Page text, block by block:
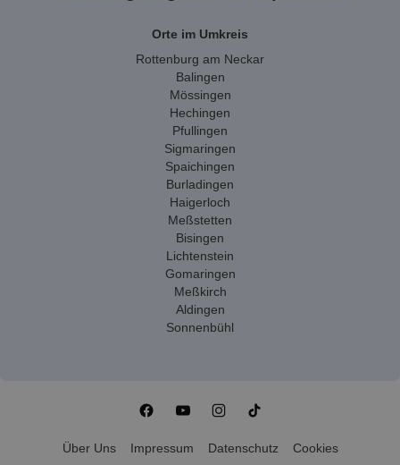
Orte im Umkreis
Rottenburg am Neckar
Balingen
Mössingen
Hechingen
Pfullingen
Sigmaringen
Spaichingen
Burladingen
Haigerloch
Meßstetten
Bisingen
Lichtenstein
Gomaringen
Meßkirch
Aldingen
Sonnenbühl
Über Uns Impressum Datenschutz Cookies